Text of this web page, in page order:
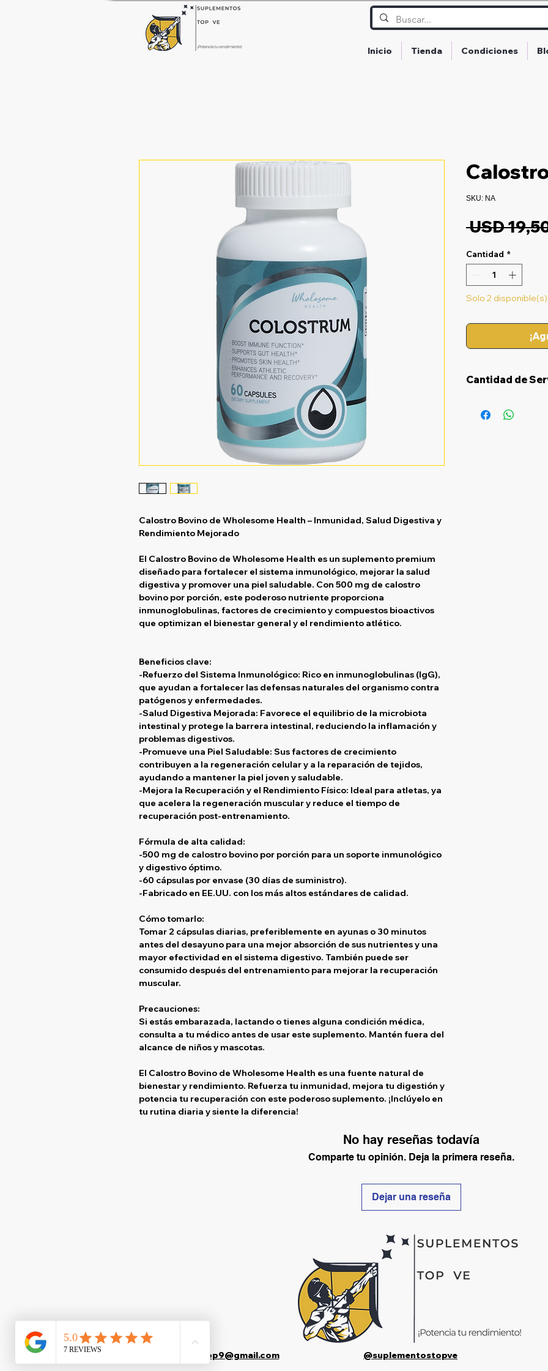
Inicio Tienda Condiciones
Calostro Bovino de Wholesome Health – Inmunidad, Salud Digestiva y
Rendimiento Mejorado
El Calostro Bovino de Wholesome Health es un suplemento premium
diseñado para fortalecer el sistema inmunológico, mejorar la salud
digestiva y promover una piel saludable. Con 500 mg de calostro
bovino por porción, este poderoso nutriente proporciona
inmunoglobulinas, factores de crecimiento y compuestos bioactivos
que optimizan el bienestar general y el rendimiento atlético.
Beneficios clave:
-Refuerzo del Sistema Inmunológico: Rico en inmunoglobulinas (IgG),
que ayudan a fortalecer las defensas naturales del organismo contra
patógenos y enfermedades.
-Salud Digestiva Mejorada: Favorece el equilibrio de la microbiota
intestinal y protege la barrera intestinal, reduciendo la inflamación y
problemas digestivos.
-Promueve una Piel Saludable: Sus factores de crecimiento
contribuyen a la regeneración celular y a la reparación de tejidos,
ayudando a mantener la piel joven y saludable.
-Mejora la Recuperación y el Rendimiento Físico: Ideal para atletas, ya
que acelera la regeneración muscular y reduce el tiempo de
recuperación post-entrenamiento.
Fórmula de alta calidad:
-500 mg de calostro bovino por porción para un soporte inmunológico
y digestivo óptimo.
-60 cápsulas por envase (30 días de suministro).
-Fabricado en EE.UU. con los más altos estándares de calidad.
Cómo tomarlo:
Tomar 2 cápsulas diarias, preferiblemente en ayunas o30 minutos
antes del desayuno para una mejor absorción de sus nutrientes y una
mayor efectividad en el sistema digestivo. También puede ser
consumido después del entrenamiento para mejorar la recuperación
muscular.
Precauciones:
Si estás embarazada, lactando o tienes alguna condición médica,
consulta a tu médico antes de usar este suplemento. Mantén fuera del
alcance de niños y mascotas.
El Calostro Bovino de Wholesome Health es una fuente natural de
bienestar y rendimiento. Refuerza tu inmunidad, mejora tu digestión y
potencia tu recuperación con este poderoso suplemento. ¡Inclúyelo en
tu rutina diaria y siente la diferencia!
SKU: NA
USD
Cantidad *
Solo 2 disponible(s)
Cantidad de
No hay reseñas todavía
Comparte tu opinión. Deja la primera reseña.
Dejar una reseña
suplementostop9@gmail.com @suplementostopve